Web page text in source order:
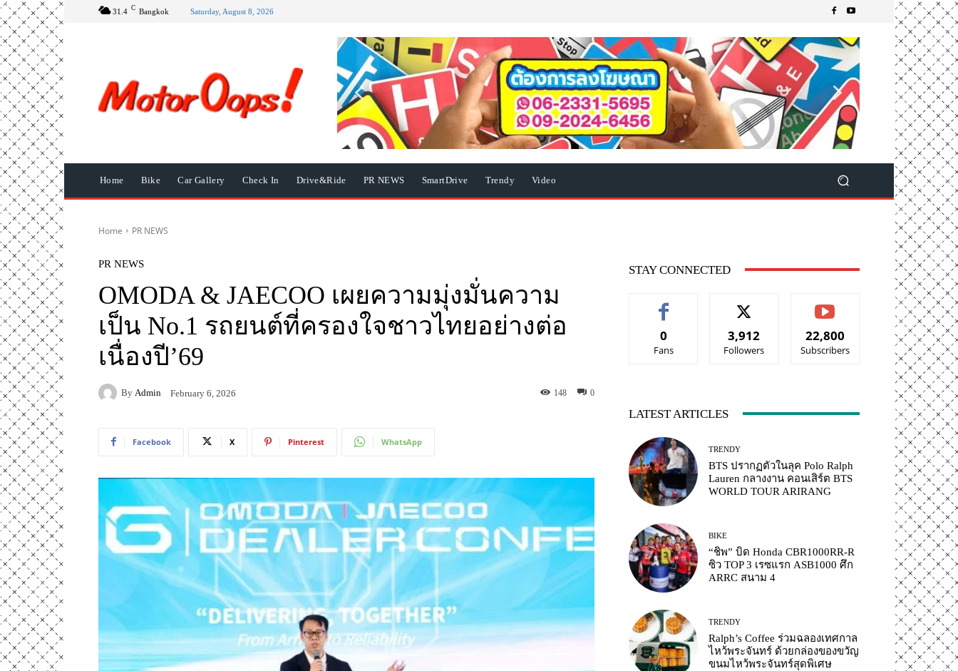
31.4 C Bangkok Saturday, August 8, 2026
Home Bike Car Gallery Check In Drive&Ride PR NEWS SmartDrive Trendy Video
Home PR NEWS
PR NEWS
OMODA & JAECOO เผยความมุ่งมั่นความ
เป็น No.1 รถยนต์ที่ครองใจชาวไทยอย่างต่อ
เนื่องปี’69
By Admin February 6, 2026 0
148
Facebook X Pinterest WhatsApp
STAY CONNECTED
0
Fans
3,912
Followers
22,800
Subscribers
LATEST ARTICLES
TRENDY
BTS ปรากฏตัวในลุค Polo Ralph
Lauren กลางงาน คอนเสิร์ต BTS
WORLD TOUR ARIRANG
BIKE
“ชิพ” บิด Honda CBR1000RR-R
ซิว TOP 3 เรซแรก ASB1000 ศึก
ARRC สนาม 4
TRENDY
Ralph’s Coffee ร่วมฉลองเทศกาล
ไหว้พระจันทร์ ด้วยกล่องของขวัญ
ขนมไหว้พระจันทร์สุดพิเศษ